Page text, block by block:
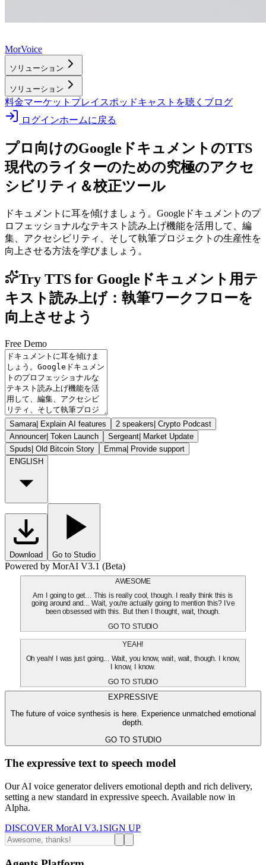
MorVoice
ソリューション
ソリューション
料金マーケットプレイスポッドキャストを聴く ブログ
ログインホームに戻る
プロ向けのGoogleドキュメントのTTS
現代のライターのための究極のアクセ
シビリティ＆校正ツール
ドキュメントに耳を傾けましょう。Googleドキュメントのプ
ロフェッショナルなテキスト読み上げ機能を活用して、編
集、アクセシビリティ、そして執筆プロジェクトの生産性を
向上させる方法を学びましょう。
Try TTS for Googleドキュメント用テ
キスト読み上げ：執筆ワークフローを
向上させよう
Free Demo
Samara| Explain AI features 2 speakers| Crypto Podcast
Announcer| Token Launch Sergeant| Market Update
Spuds| Old Bitcoin Story Emma| Provide support
ENGLISH
Download Go to Studio
Powered by MorAI V3.1 (Beta)
AWESOME
Am I going to get... This is really cool, though. I really think this is
going around and... Wait, you're actually going to mention this? I've
been obsessed with this. But then I thought, wait, though.
GO TO STUDIO
YEAH!
Oh yeah! I was just going... Wait, you know, wait, wait, though. I know,
I know, I know.
GO TO STUDIO
EXPRESSIVE
The future of voice synthesis is here. Experience unmatched emotional
depth.
GO TO STUDIO
The expressive text to speech model
Our AI voice generator delivers emotional depth and rich delivery,
setting a new standard in expressive speech. Available now in
Alpha.
DISCOVER MorAI V3.1 SIGN UP